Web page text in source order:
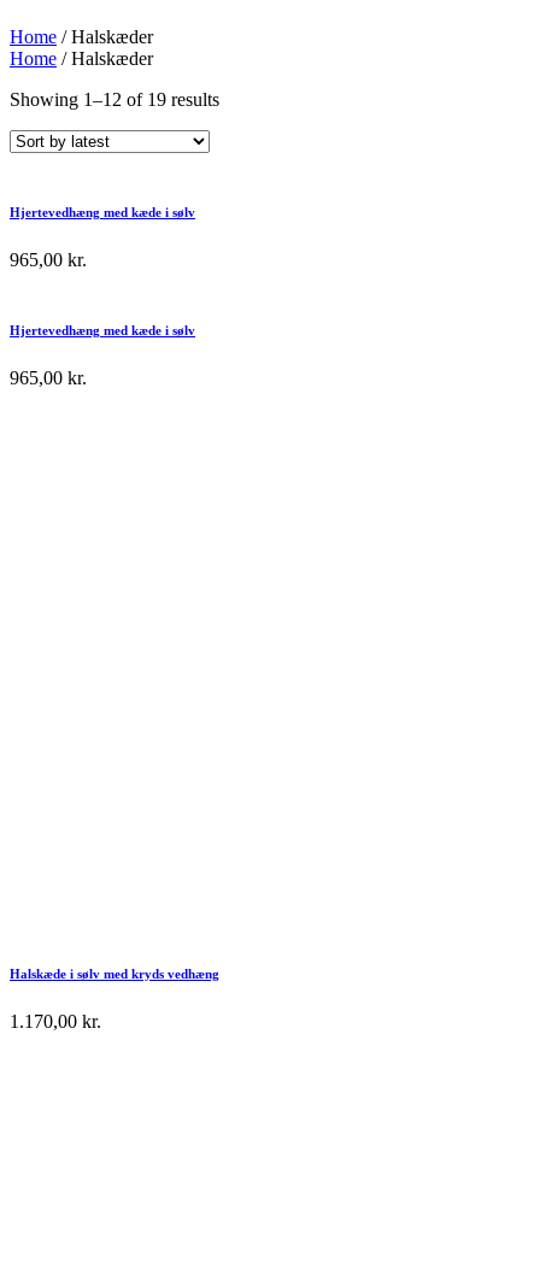
Home / Halskæder
Home / Halskæder
Showing 1–12 of 19 results
Hjertevedhæng med kæde i sølv
965,00 kr.
Hjertevedhæng med kæde i sølv
965,00 kr.
Halskæde i sølv med kryds vedhæng
1.170,00 kr.